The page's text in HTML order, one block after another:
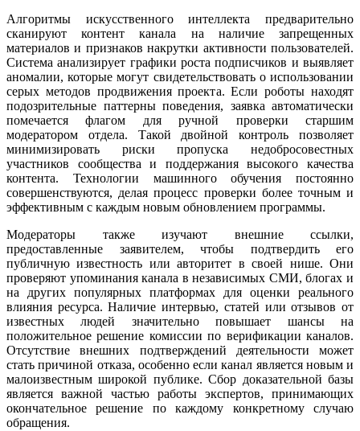
Алгоритмы искусственного интеллекта предварительно
сканируют контент канала на наличие запрещенных
материалов и признаков накрутки активности пользователей.
Система анализирует графики роста подписчиков и выявляет
аномалии, которые могут свидетельствовать о использовании
серых методов продвижения проекта. Если роботы находят
подозрительные паттерны поведения, заявка автоматически
помечается флагом для ручной проверки старшим
модератором отдела. Такой двойной контроль позволяет
минимизировать риски пропуска недобросовестных
участников сообщества и поддержания высокого качества
контента. Технологии машинного обучения постоянно
совершенствуются, делая процесс проверки более точным и
эффективным с каждым новым обновлением программы.
Модераторы также изучают внешние ссылки,
предоставленные заявителем, чтобы подтвердить его
публичную известность или авторитет в своей нише. Они
проверяют упоминания канала в независимых СМИ, блогах и
на других популярных платформах для оценки реального
влияния ресурса. Наличие интервью, статей или отзывов от
известных людей значительно повышает шансы на
положительное решение комиссии по верификации каналов.
Отсутствие внешних подтверждений деятельности может
стать причиной отказа, особенно если канал является новым и
малоизвестным широкой публике. Сбор доказательной базы
является важной частью работы экспертов, принимающих
окончательное решение по каждому конкретному случаю
обращения.